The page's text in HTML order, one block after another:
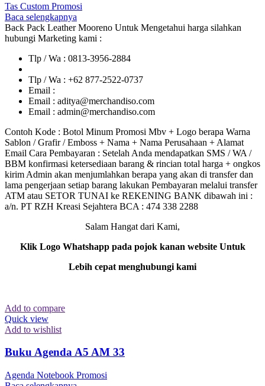
Tas Custom Promosi
Baca selengkapnya
Back Pack Leather Mooreno Untuk Mengetahui harga silahkan
hubungi Marketing kami :
Tlp / Wa : 0813-3956-2884
Tlp / Wa : +62 877-2522-0737
Email :
Email : aditya@merchandiso.com
Email : admin@merchandiso.com
Contoh Kode : Botol Minum Promosi Mbv + Logo berapa Warna
Sablon / Grafir / Emboss + Nama + Nama Perusahaan + Alamat
Email Cara Pembayaran : Setelah Anda mendapatkan SMS / WA /
BBM konfirmasi ketersediaan barang & rincian total harga + ongkos
kirim Admin akan menjumlahkan berapa yang akan di transfer dan
lama pengerjaan setiap barang lakukan Pembayaran melalui transfer
ATM atau SETOR TUNAI ke REKENING BANK dibawah ini :
a/n. PT RZH Kreasi Sejahtera BCA : 474 338 2288
Salam Hangat dari Kami,
Klik Logo Whatshapp pada pojok kanan website Untuk
Lebih cepat menghubungi kami
Add to compare
Quick view
Add to wishlist
Buku Agenda A5 AM 33
Agenda Notebook Promosi